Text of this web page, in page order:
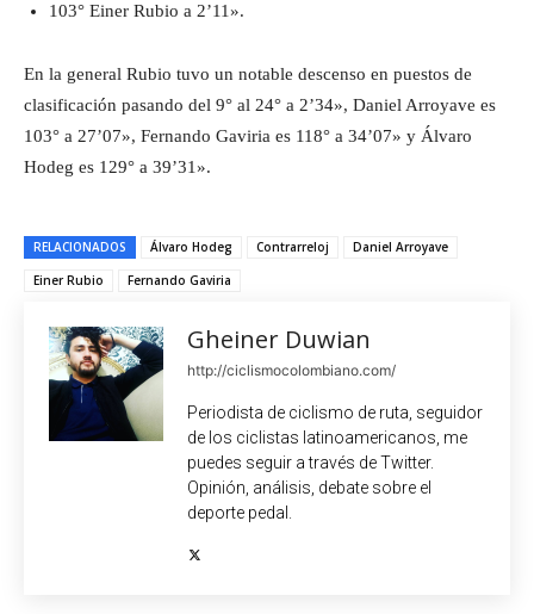
103° Einer Rubio a 2’11».
En la general Rubio tuvo un notable descenso en puestos de
clasificación pasando del 9° al 24° a 2’34», Daniel Arroyave es
103° a 27’07», Fernando Gaviria es 118° a 34’07» y Álvaro
Hodeg es 129° a 39’31».
RELACIONADOS Álvaro Hodeg Contrarreloj
Daniel Arroyave
Einer Rubio
Fernando Gaviria
Gheiner Duwian
http://ciclismocolombiano.com/
Periodista de ciclismo de ruta, seguidor
de los ciclistas latinoamericanos, me
puedes seguir a través de Twitter.
Opinión, análisis, debate sobre el
deporte pedal.